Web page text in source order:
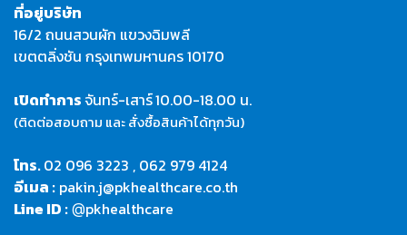
ที่อยู่บริษัท
16/2 ถนนสวนผัก แขวงฉิมพลี
เขตตลิ่งชัน กรุงเทพมหานคร 10170
เปิดทำการจันทร์-เสาร์10.00-18.00 น.
(ติดต่อสอบถาม และ สั่งซื้อสินค้าได้ทุกวัน)
โทร.02 096 3223 , 062 979 4124
อีเมล : pakin.j@pkhealthcare.co.th
Line ID : @pkhealthcare